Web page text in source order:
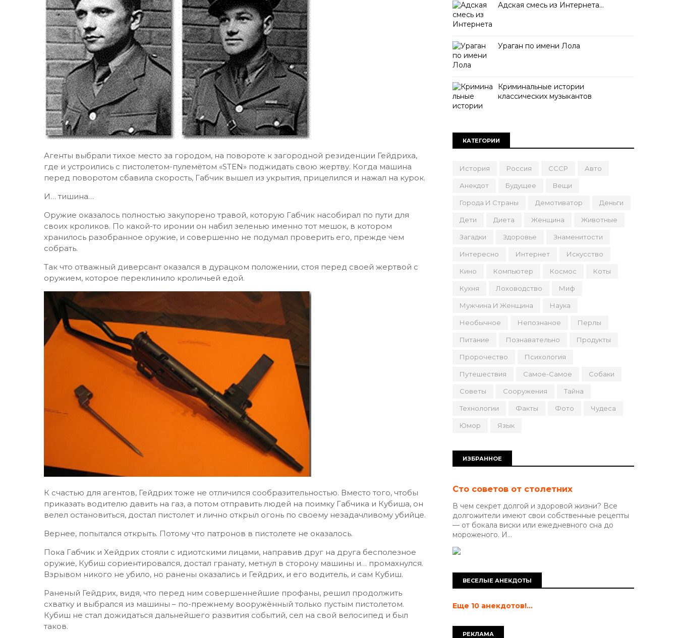
Агенты выбрали тихое место за городом, на повороте к загородной резиденции Гейдриха,
где и устроились с пистолетом-пулемётом «STEN» поджидать свою жертву. Когда машина
перед поворотом сбавила скорость, Габчик вышел из укрытия, прицелился и нажал на курок.
И… тишина…
Оружие оказалось полностью закупорено травой, которую Габчик насобирал по пути для
своих кроликов. По какой-то иронии он набил зеленью именно тот мешок, в котором
хранилось разобранное оружие, и совершенно не подумал проверить его, прежде чем
собрать.
Так что отважный диверсант оказался в дурацком положении, стоя перед своей жертвой с
оружием, которое переклинило кроличьей едой.
К счастью для агентов, Гейдрих тоже не отличился сообразительностью. Вместо того, чтобы
приказать водителю давить на газ, а потом отправить людей на поимку Габчика и Кубиша, он
велел остановиться, достал пистолет и лично открыл огонь по своему незадачливому убийце.
Вернее, попытался открыть. Потому что патронов в пистолете не оказалось.
Пока Габчик и Хейдрих стояли с идиотскими лицами, направив друг на друга бесполезное
оружие, Кубиш сориентировался, достал гранату, метнул в сторону машины и… промахнулся.
Взрывом никого не убило, но ранены оказались и Гейдрих, и его водитель, и сам Кубиш.
Раненый Гейдрих, видя, что перед ним совершеннейшие профаны, решил продолжить
схватку и выбрался из машины – по-прежнему вооружённый только пустым пистолетом.
Кубиш не стал дожидаться дальнейшего развития событий, сел на свой велосипед и был
таков.
Адская смесь из Интернета…
Ураган по имени Лола
Криминальные истории
классических музыкантов
КАТЕГОРИИ
История Россия СССР Авто
Анекдот Будущее Вещи
Города И Страны Демотиватор Деньги
Дети Диета Женщина Животные
Загадки Здоровье Знаменитости
Интересно Интернет Искусство
Кино Компьютер Космос Коты
Кухня Лоховодство Миф
Мужчина И Женщина Наука
Необычное Непознаное Перлы
Питание Познавательно Продукты
Пророчество Психология
Путешествия Самое-Самое Собаки
Советы Сооружения Тайна
Технологии Факты Фото Чудеса
Юмор Язык
ИЗБРАННОЕ
Сто советов от столетних
В чем секрет долгой и здоровой жизни? Все
долгожители имеют свои собственные рецепты
— от бокала виски или ежедневного сна до
мороженого. И...
ВЕСЕЛЫЕ АНЕКДОТЫ
Еще 10 анекдотов!...
РЕКЛАМА